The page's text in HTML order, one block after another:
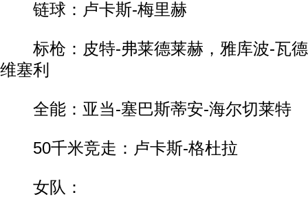
链球：卢卡斯-梅里赫
标枪：皮特-弗莱德莱赫，雅库波-瓦德
维塞利
全能：亚当-塞巴斯蒂安-海尔切莱特
50千米竞走：卢卡斯-格杜拉
女队：